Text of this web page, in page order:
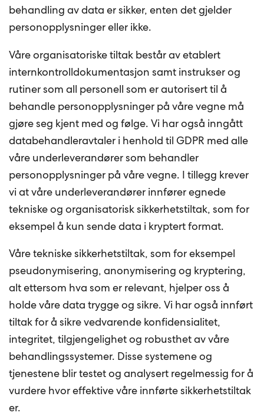
behandling av data er sikker, enten det gjelder
personopplysninger eller ikke.
Våre organisatoriske tiltak består av etablert
internkontrolldokumentasjon samt instrukser og
rutiner som all personell som er autorisert til å
behandle personopplysninger på våre vegne må
gjøre seg kjent med og følge. Vi har også inngått
databehandleravtaler i henhold til GDPR med alle
våre underleverandører som behandler
personopplysninger på våre vegne. I tillegg krever
vi at våre underleverandører innfører egnede
tekniske og organisatorisk sikkerhetstiltak, som for
eksempel å kun sende data i kryptert format.
Våre tekniske sikkerhetstiltak, som for eksempel
pseudonymisering, anonymisering og kryptering,
alt ettersom hva som er relevant, hjelper oss å
holde våre data trygge og sikre. Vi har også innført
tiltak for å sikre vedvarende konfidensialitet,
integritet, tilgjengelighet og robusthet av våre
behandlingssystemer. Disse systemene og
tjenestene blir testet og analysert regelmessig for å
vurdere hvor effektive våre innførte sikkerhetstiltak
er.